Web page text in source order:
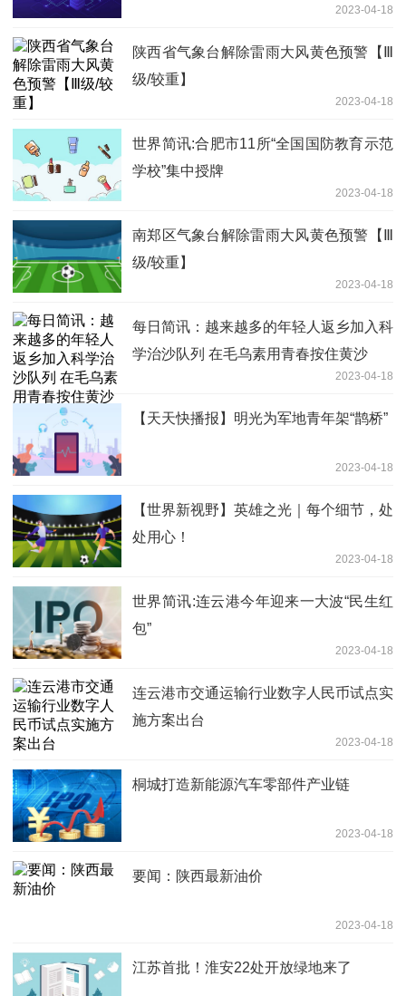
2023-04-18
陕西省气象台解除雷雨大风黄色预警【Ⅲ
级/较重】
2023-04-18
世界简讯:合肥市11所“全国国防教育示范
学校”集中授牌
2023-04-18
南郑区气象台解除雷雨大风黄色预警【Ⅲ
级/较重】
2023-04-18
每日简讯：越来越多的年轻人返乡加入科
学治沙队列 在毛乌素用青春按住黄沙
2023-04-18
【天天快播报】明光为军地青年架“鹊桥”
2023-04-18
【世界新视野】英雄之光｜每个细节，处
处用心！
2023-04-18
世界简讯:连云港今年迎来一大波“民生红
包”
2023-04-18
连云港市交通运输行业数字人民币试点实
施方案出台
2023-04-18
桐城打造新能源汽车零部件产业链
2023-04-18
要闻：陕西最新油价
2023-04-18
江苏首批！淮安22处开放绿地来了